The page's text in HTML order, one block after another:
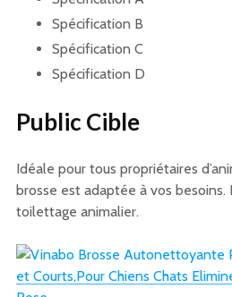
Spécification B
Spécification C
Spécification D
Public Cible
Idéale pour tous propriétaires
brosse est adaptée à vos
toilettage animalier.